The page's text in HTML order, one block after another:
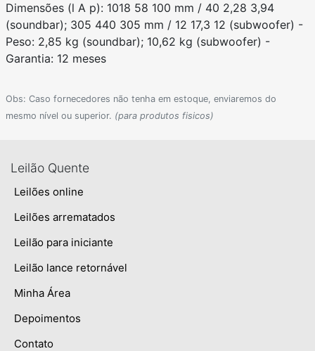
Dimensões (l A p): 1018 58 100 mm / 40 2,28 3,94
(soundbar); 305 440 305 mm / 12 17,3 12 (subwoofer) -
Peso: 2,85 kg (soundbar); 10,62 kg (subwoofer) -
Garantia: 12 meses
Obs: Caso fornecedores não tenha em estoque, enviaremos do
mesmo nível ou superior. (para produtos fisicos)
Leilão Quente
Leilões online
Leilões arrematados
Leilão para iniciante
Leilão lance retornável
Minha Área
Depoimentos
Contato